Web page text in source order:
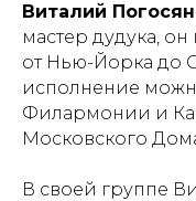
Виталий Погосян
мастер дудука,
от Нью-Йорка до
исполнение
Филармонии и
Московского
В своей группе